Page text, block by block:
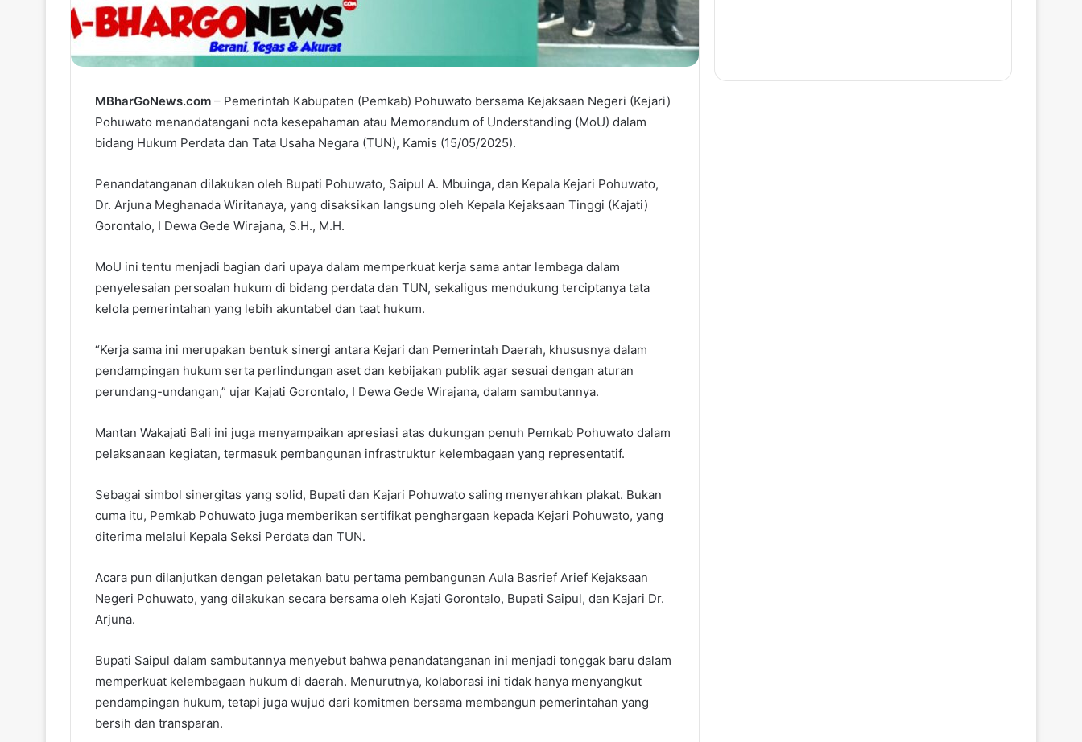
MBharGoNews.com – Pemerintah Kabupaten (Pemkab) Pohuwato bersama Kejaksaan Negeri (Kejari)
Pohuwato menandatangani nota kesepahaman atau Memorandum of Understanding (MoU) dalam
bidang Hukum Perdata dan Tata Usaha Negara (TUN), Kamis (15/05/2025).
Penandatanganan dilakukan oleh Bupati Pohuwato, Saipul A. Mbuinga, dan Kepala Kejari Pohuwato,
Dr. Arjuna Meghanada Wiritanaya, yang disaksikan langsung oleh Kepala Kejaksaan Tinggi (Kajati)
Gorontalo, I Dewa Gede Wirajana, S.H., M.H.
MoU ini tentu menjadi bagian dari upaya dalam memperkuat kerja sama antar lembaga dalam
penyelesaian persoalan hukum di bidang perdata dan TUN, sekaligus mendukung terciptanya tata
kelola pemerintahan yang lebih akuntabel dan taat hukum.
“Kerja sama ini merupakan bentuk sinergi antara Kejari dan Pemerintah Daerah, khususnya dalam
pendampingan hukum serta perlindungan aset dan kebijakan publik agar sesuai dengan aturan
perundang-undangan,” ujar Kajati Gorontalo, I Dewa Gede Wirajana, dalam sambutannya.
Mantan Wakajati Bali ini juga menyampaikan apresiasi atas dukungan penuh Pemkab Pohuwato dalam
pelaksanaan kegiatan, termasuk pembangunan infrastruktur kelembagaan yang representatif.
Sebagai simbol sinergitas yang solid, Bupati dan Kajari Pohuwato saling menyerahkan plakat. Bukan
cuma itu, Pemkab Pohuwato juga memberikan sertifikat penghargaan kepada Kejari Pohuwato, yang
diterima melalui Kepala Seksi Perdata dan TUN.
Acara pun dilanjutkan dengan peletakan batu pertama pembangunan Aula Basrief Arief Kejaksaan
Negeri Pohuwato, yang dilakukan secara bersama oleh Kajati Gorontalo, Bupati Saipul, dan Kajari Dr.
Arjuna.
Bupati Saipul dalam sambutannya menyebut bahwa penandatanganan ini menjadi tonggak baru dalam
memperkuat kelembagaan hukum di daerah. Menurutnya, kolaborasi ini tidak hanya menyangkut
pendampingan hukum, tetapi juga wujud dari komitmen bersama membangun pemerintahan yang
bersih dan transparan.